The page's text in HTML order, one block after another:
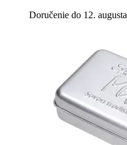
Doručenie do 12. augusta